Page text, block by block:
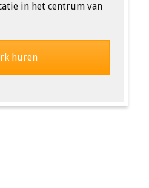
in het centrum van
huren